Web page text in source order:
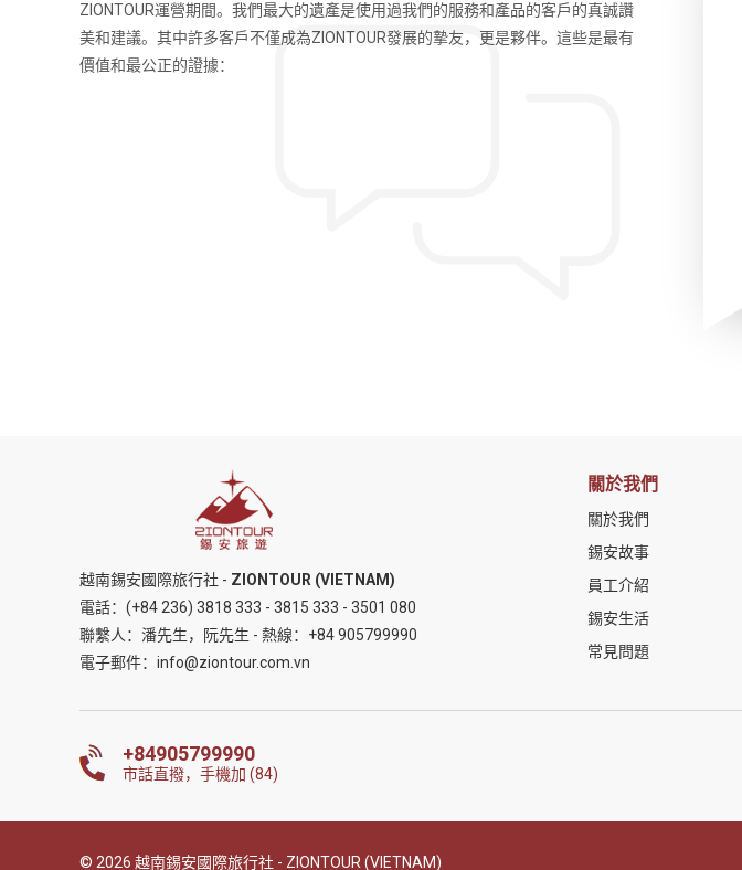
ZIONTOUR運營期間。我們最大的遺產是使用過我們的服務和產品的客戶的真誠讚
美和建議。其中許多客戶不僅成為ZIONTOUR發展的摯友，更是夥伴。這些是最有
價值和最公正的證據：
英文流利、講解的也
時左右，不過同一天可
完早餐再出發，會到島
這次的旅行十分滿意，我們的導遊Foo先生，中文流利，詳細講解了許多歷
史知識，也很幽默風趣，行程時間也拿捏的剛好。另外團員們來自各國，都
越南錫安國際旅行社 - ZIONTOUR (VIETNAM)
電話： (+84 236) 3818 333 - 3815 333 - 3501 080
聯繫人：潘先生，阮先生 - 熱線： +84 905799990
電子郵件： info@ziontour.com.vn
關於我們
關於我們
錫安故事
員工介紹
錫安生活
常見問題
+84905799990
市話直撥，手機加 (84)
© 2026 越南錫安國際旅行社 - ZIONTOUR (VIETNAM)